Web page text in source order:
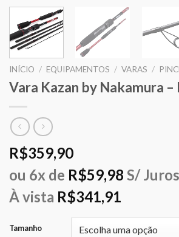
INÍCIO / EQUIPAMENTOS / VARAS /
Vara Kazan by Nakamura
R$359,90
ou 6x de R$59,98 S/ Juros
À vista R$341,91
Tamanho